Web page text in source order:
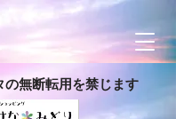
の無断転用を禁じます